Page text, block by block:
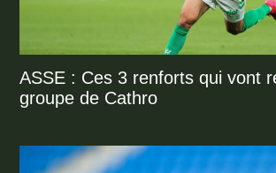
ASSE : Ces 3 renforts qui vont
groupe de Cathro